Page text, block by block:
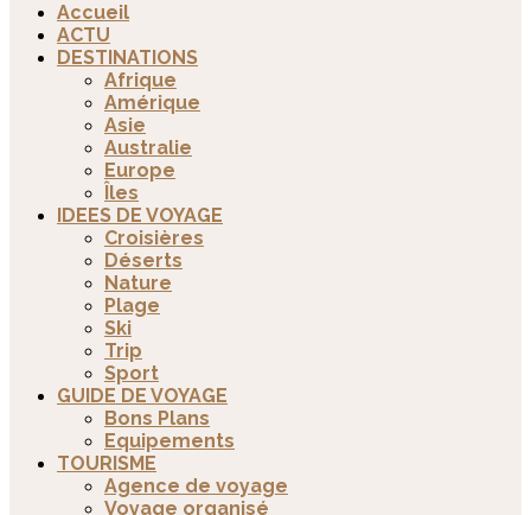
Accueil
ACTU
DESTINATIONS
Afrique
Amérique
Asie
Australie
Europe
Îles
IDEES DE VOYAGE
Croisières
Déserts
Nature
Plage
Ski
Trip
Sport
GUIDE DE VOYAGE
Bons Plans
Equipements
TOURISME
Agence de voyage
Voyage organisé